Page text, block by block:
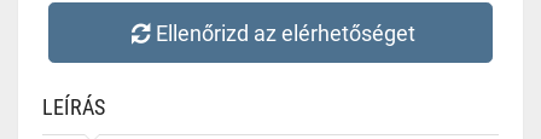
Ellenőrizd az elérhetőséget
LEÍRÁS